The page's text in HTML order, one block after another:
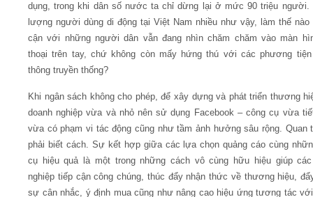
dụng, trong khi dân số nước ta chỉ dừng lại ở mức 90 triệu người.
lượng người dùng di động tại Việt Nam nhiều như vậy, làm thế nào
cận với những người dân vẫn đang nhìn chăm chăm vào màn
thoại trên tay, chứ không còn mấy hứng thú với các phương tiện
thông truyền thống?
Khi ngân sách không cho phép, để xây dựng và phát triển thương
doanh nghiệp vừa và nhỏ nên sử dụng Facebook – công cụ vừa
vừa có phạm vi tác động cũng như tầm ảnh hưởng sâu rộng. Quan
phải biết cách. Sự kết hợp giữa các lựa chọn quảng cáo cùng
cụ hiệu quả là một trong những cách vô cùng hữu hiệu giúp các
nghiệp tiếp cận công chúng, thúc đẩy nhận thức về thương hiệu,
sự cân nhắc, ý định mua cũng như nâng cao hiệu ứng tương tác